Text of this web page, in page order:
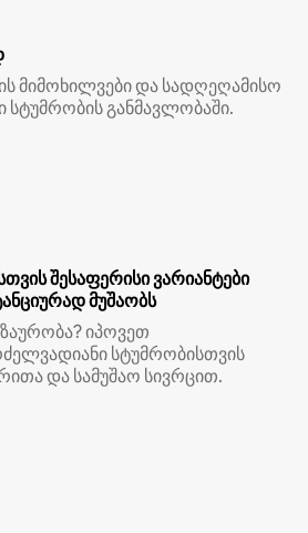
მიმოხილვები და სადღეღამისო
განმავლობაში.
შესაფერისი ვარიანტები
მუშაობს
იპოვეთ
სტუმრობისთვის
და სამუშაო სივრცით.